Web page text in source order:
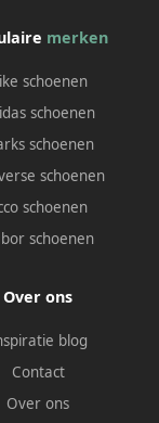
merken
schoenen
schoenen
schoenen
schoenen
schoenen
schoenen
Over ons
blog
Contact
Over ons